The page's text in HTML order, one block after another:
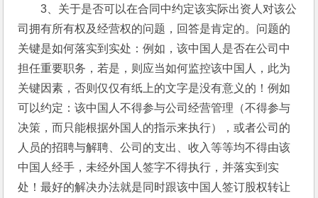
3、关于是否可以在合同中约定该实际出资人对该公
司拥有所有权及经营权的问题，回答是肯定的。问题的
关键是如何落实到实处：例如，该中国人是否在公司中
担任重要职务，若是，则应当如何监控该中国人，此为
关键因素，否则仅仅有纸上的文字是没有意义的！例如
可以约定：该中国人不得参与公司经营管理（不得参与
决策，而只能根据外国人的指示来执行），或者公司的
人员的招聘与解聘、公司的支出、收入等等均不得由该
中国人经手，未经外国人签字不得执行，并落实到实
处！最好的解决办法就是同时跟该中国人签订股权转让